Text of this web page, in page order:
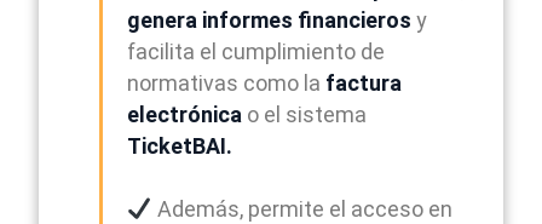
genera informes financieros y
facilita el cumplimiento de
normativas como la factura
electrónica o el sistema
TicketBAI.
Además, permite el acceso en